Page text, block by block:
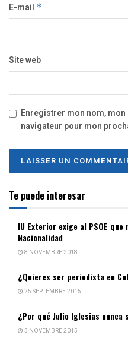
E-mail *
Site web
Enregistrer mon nom,
navigateur pour mon
Te puede interesar
IU Exterior exige al PSOE
Nacionalidad
8 NOVEMBRE 2018
¿Quieres ser periodista en
25 SEPTEMBRE 2015
¿Por qué Julio Iglesias nunca
3 NOVEMBRE 2015